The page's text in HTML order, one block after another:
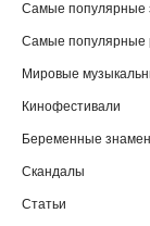
Самые популярные
Самые популярные
Мировые
Кинофестивали
Беременные
Скандалы
Статьи